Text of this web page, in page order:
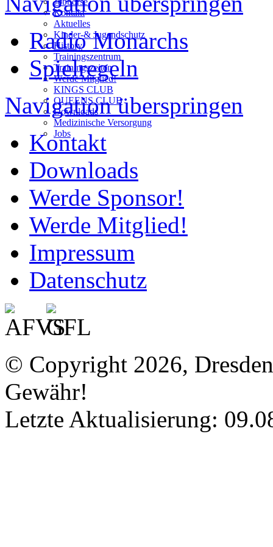
Kontakt
Aktuelles
Kinder-& Jugendschutz
History
Trainingszentrum
Trainingszeiten
Werde Mitglied!
KINGS CLUB
QUEENS CLUB
Downloads
Medizinische Versorgung
Jobs
Radio Monarchs
Spielregeln
Navigation überspringen
Kontakt
Downloads
Werde Sponsor!
Werde Mitglied!
Impressum
Datenschutz
© Copyright 2026,
Gewähr!
Letzte Aktualisierung: